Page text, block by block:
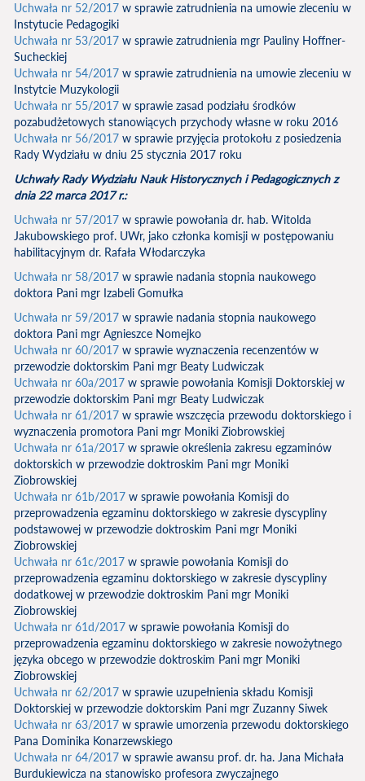
Uchwała nr 52/2017 w sprawie zatrudnienia na umowie zleceniu w
Instytucie Pedagogiki
Uchwała nr 53/2017 w sprawie zatrudnienia mgr Pauliny Hoffner-
Sucheckiej
Uchwała nr 54/2017 w sprawie zatrudnienia na umowie zleceniu w
Instytcie Muzykologii
Uchwała nr 55/2017 w sprawie zasad podziału środków
pozabudżetowych stanowiących przychody własne w roku 2016
Uchwała nr 56/2017 w sprawie przyjęcia protokołu z posiedzenia
Rady Wydziału w dniu 25 stycznia 2017 roku
Uchwały Rady Wydziału Nauk Historycznych i Pedagogicznych z
dnia 22 marca 2017 r.:
Uchwała nr 57/2017 w sprawie powołania dr. hab. Witolda
Jakubowskiego prof. UWr, jako członka komisji w postępowaniu
habilitacyjnym dr. Rafała Włodarczyka
Uchwała nr 58/2017 w sprawie nadania stopnia naukowego
doktora Pani mgr Izabeli Gomułka
Uchwała nr 59/2017 w sprawie nadania stopnia naukowego
doktora Pani mgr Agnieszce Nomejko
Uchwała nr 60/2017 w sprawie wyznaczenia recenzentów w
przewodzie doktorskim Pani mgr Beaty Ludwiczak
Uchwała nr 60a/2017 w sprawie powołania Komisji Doktorskiej w
przewodzie doktorskim Pani mgr Beaty Ludwiczak
Uchwała nr 61/2017 w sprawie wszczęcia przewodu doktorskiego i
wyznaczenia promotora Pani mgr Moniki Ziobrowskiej
Uchwała nr 61a/2017 w sprawie określenia zakresu egzaminów
doktorskich w przewodzie doktroskim Pani mgr Moniki
Ziobrowskiej
Uchwała nr 61b/2017 w sprawie powołania Komisji do
przeprowadzenia egzaminu doktorskiego w zakresie dyscypliny
podstawowej w przewodzie doktroskim Pani mgr Moniki
Ziobrowskiej
Uchwała nr 61c/2017 w sprawie powołania Komisji do
przeprowadzenia egzaminu doktorskiego w zakresie dyscypliny
dodatkowej w przewodzie doktroskim Pani mgr Moniki
Ziobrowskiej
Uchwała nr 61d/2017 w sprawie powołania Komisji do
przeprowadzenia egzaminu doktorskiego w zakresie nowożytnego
języka obcego w przewodzie doktroskim Pani mgr Moniki
Ziobrowskiej
Uchwała nr 62/2017 w sprawie uzupełnienia składu Komisji
Doktorskiej w przewodzie doktorskim Pani mgr Zuzanny Siwek
Uchwała nr 63/2017 w sprawie umorzenia przewodu doktorskiego
Pana Dominika Konarzewskiego
Uchwała nr 64/2017 w sprawie awansu prof. dr. ha. Jana Michała
Burdukiewicza na stanowisko profesora zwyczajnego